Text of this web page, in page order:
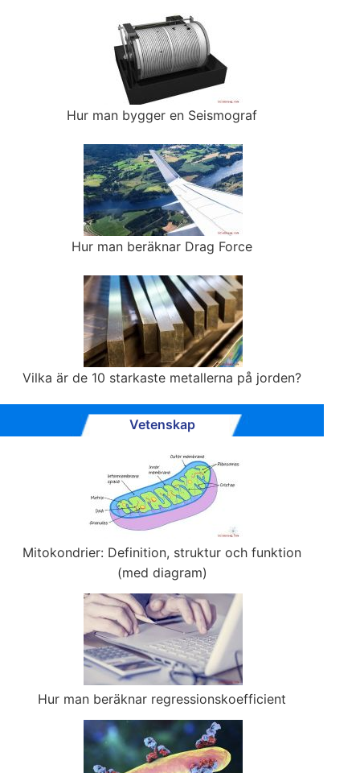
Hur man bygger en Seismograf
Hur man beräknar Drag Force
Vilka är de 10 starkaste metallerna på jorden?
Vetenskap
Mitokondrier: Definition, struktur och funktion
(med diagram)
Hur man beräknar regressionskoefficient